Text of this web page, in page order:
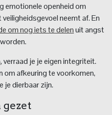
emotionele openheid om
neemt af. En
om nog iets te delenuit angst
, verraad je je eigen integriteit.
om afkeuring te voorkomen,
je dierbaar zijn.